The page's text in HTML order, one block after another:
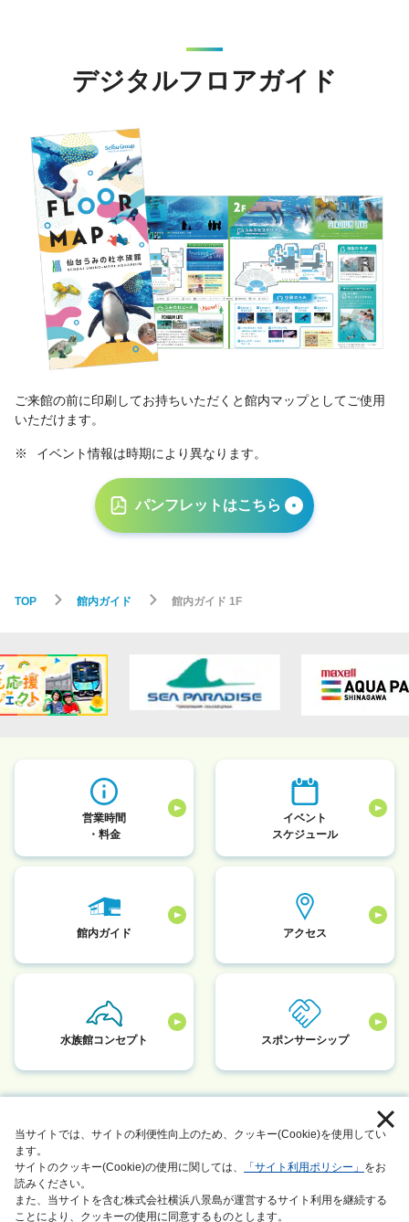
デジタルフロアガイド
ご来館の前に印刷してお持ちいただくと館内マップとしてご使用
いただけます。
※ イベント情報は時期により異なります。
パンフレットはこちら
TOP 館内ガイド 館内ガイド 1F
当サイトでは、サイトの利便性向上のため、クッキー(Cookie)を使用してい
ます。
サイトのクッキー(Cookie)の使用に関しては、
「サイト利用ポリシー」 をお
読みください。
また、当サイトを含む株式会社横浜八景島が運営するサイト利用を継続する
ことにより、クッキーの使用に同意するものとします。
営業時間
・料金
イベント
スケジュール
館内ガイド アクセス
水族館コンセプト スポンサーシップ
個人情報保護方針
動物取扱業に関する表示 このサイトについて
サステナビリティアクション 会社情報